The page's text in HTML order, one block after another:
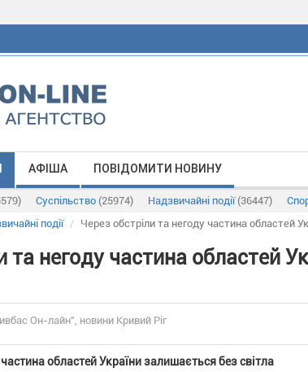
АФІША ПОВІДОМИТИ НОВИНУ
Суспільство (25974) Надзвичайні події (36447)
події Через обстріли та негоду частина областей
та негоду частина областей
Он-лайн", новини Кривий Ріг
областей України залишається без світла